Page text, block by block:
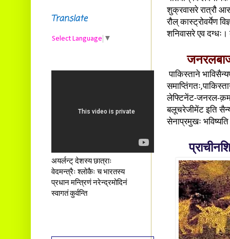
शुक्रवासरे रात्रौ
रौल् कास्ट्रोवर्येण
शनिवासरे एव
पाकिस्ताने
लेफ्टिनेंट-जनरल-
बलूचरेजीमेंट इति
सेनाप्रमुखः
Translate
Select Language ▼
अयर्लन्ट् देशस्य छात्राः
वेदमन्त्रैः श्लोकैः च भारतस्य
प्रधान मन्त्रिणं नरेन्द्रमोदिनं
स्वागतं कुर्वन्ति